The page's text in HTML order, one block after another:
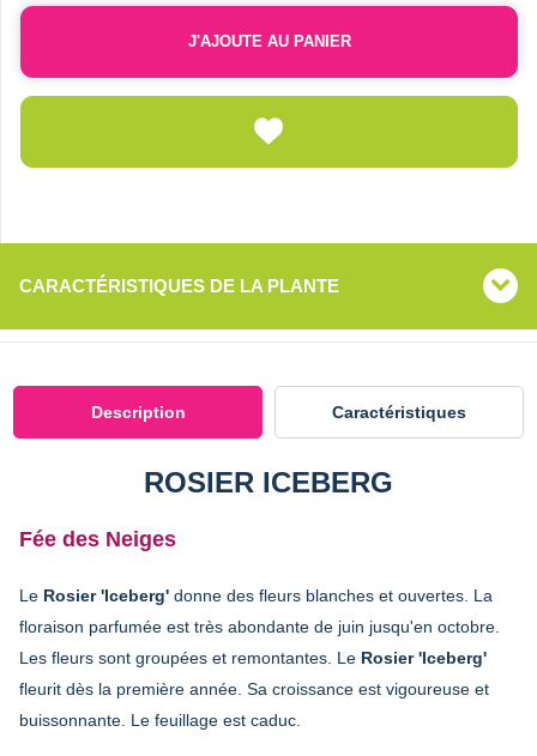
J'AJOUTE AU PANIER
CARACTÉRISTIQUES DE LA PLANTE
Description Caractéristiques
ROSIER ICEBERG
Fée des Neiges
Le Rosier 'Iceberg' donne des fleurs blanches et ouvertes. La
floraison parfumée est très abondante de juin jusqu'en octobre.
Les fleurs sont groupées et remontantes. Le Rosier 'Iceberg'
fleurit dès la première année. Sa croissance est vigoureuse et
buissonnante. Le feuillage est caduc.